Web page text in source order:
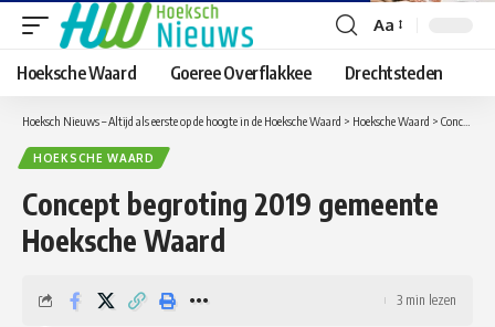
Lettergrootte
aanpassen
Aa
Hoeksche Waard Goeree Overflakkee Drechtsteden
Hoeksch Nieuws – Altijd als eerste op de hoogte in de Hoeksche Waard > Hoeksche Waard > Concept begroting 2019 gemeente Hoeksche Waard
HOEKSCHE WAARD
Concept begroting 2019 gemeente
Hoeksche Waard
3 min lezen